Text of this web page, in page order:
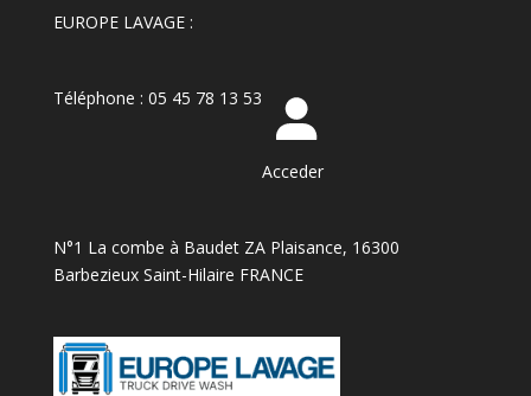
EUROPE LAVAGE :
Téléphone : 05 45 78 13 53
Acceder
N°1 La combe à Baudet ZA Plaisance, 16300
Barbezieux Saint-Hilaire FRANCE